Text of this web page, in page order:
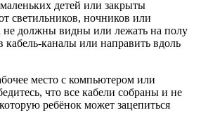
детей или закрыты
светильников, ночников или
не должны видны или лежать на полу
каналы или направить вдоль
место с компьютером или
что все кабели собраны и не
ребёнок может зацепиться